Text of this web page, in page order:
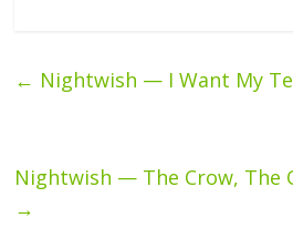
← Nightwish — I Want My
Nightwish — The Crow, The
→